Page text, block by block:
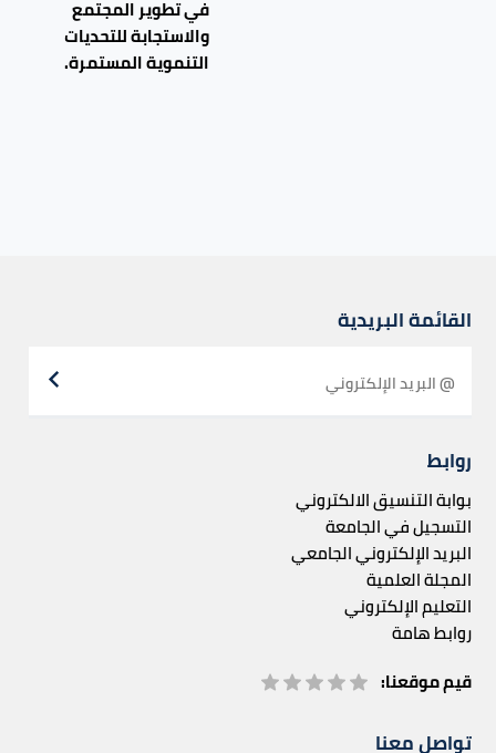
في تطوير المجتمع
والاستجابة للتحديات
التنموية المستمرة.
القائمة البريدية
روابط
بوابة التنسيق الالكتروني
التسجيل في الجامعة
البريد الإلكتروني الجامعي
المجلة العلمية
التعليم الإلكتروني
روابط هامة
قيم موقعنا:
تواصل معنا